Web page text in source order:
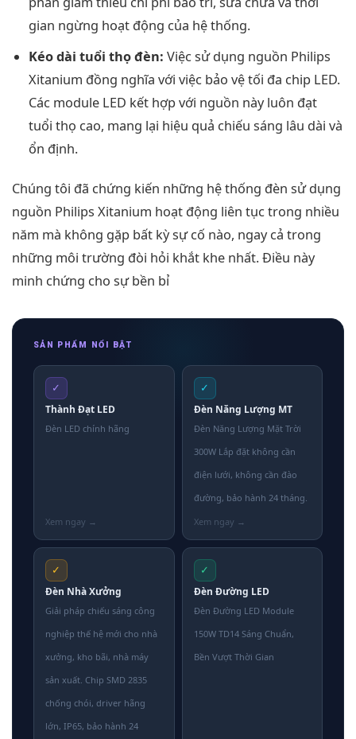
gian ngừng hoạt động của hệ thống.
Kéo dài tuổi thọ đèn: Việc sử dụng nguồn Philips
Xitanium đồng nghĩa với việc bảo vệ tối đa chip LED.
Các module LED kết hợp với nguồn này luôn đạt
tuổi thọ cao, mang lại hiệu quả chiếu sáng lâu dài và
ổn định.
Chúng tôi đã chứng kiến những hệ thống đèn sử dụng
nguồn Philips Xitanium hoạt động liên tục trong nhiều
năm mà không gặp bất kỳ sự cố nào, ngay cả trong
những môi trường đòi hỏi khắt khe nhất. Điều này
minh chứng cho sự bền bỉ
SẢN PHẨM NỔI BẬT
✓
Thành Đạt LED
Đèn LED chính hãng
✓
Đèn Năng Lượng MT
Đèn Năng Lượng Mặt Trời
300W Lắp đặt không cần
điện lưới, không cần đào
đường, bảo hành 24 tháng.
✓
Đèn Nhà Xưởng
Giải pháp chiếu sáng công
nghiệp thế hệ mới cho nhà
xưởng, kho bãi, nhà máy
sản xuất. Chip SMD 2835
chống chói, driver hãng
lớn, IP65, bảo hành 24
✓
Đèn Đường LED
Đèn Đường LED Module
150W TD14 Sáng Chuẩn,
Bền Vượt Thời Gian